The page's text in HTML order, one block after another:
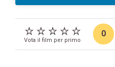
Vota il film per primo
0